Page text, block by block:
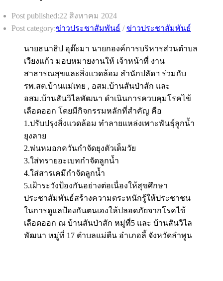
Post published:22 สิงหาคม 2024
Post category:ข่าวประชาสัมพันธ์ / ข่าวประชาสัมพันธ์
นายธนาธิป อุต๊ะมา นายกองค์การบริหารส่วนตำบล
เวียงแก้ว มอบหมายงานให้ เจ้าหน้าที่ งาน
สาธารณสุขและสิ่งแวดล้อม สำนักปลัดฯ ร่วมกับ
รพ.สต.บ้านแม่เทย , อสม.บ้านสันป่าสัก และ
อสม.บ้านสันวิไลพัฒนา ดำเนินการควบคุมโรคไข้
เลือดออก โดยมีกิจกรรมหลักที่สำคัญ คือ
1.ปรับปรุงสิ่งแวดล้อม ทำลายแหล่งเพาะพันธุ์ลูกน้ำ
ยุงลาย
2.พ่นหมอกควันกำจัดยุงตัวเต็มวัย
3.ใส่ทรายอะเบทกำจัดลูกน้ำ
4.ใส่สารเคมีกำจัดลูกน้ำ
5.เฝ้าระวังป้องกันอย่างต่อเนื่องให้สุขศึกษา
ประชาสัมพันธ์สร้างความตระหนักรู้ให้ประชาชน
ในการดูแลป้องกันตนเองให้ปลอดภัยจากโรคไข้
เลือดออก ณ บ้านสันป่าสัก หมู่ที่5 และ บ้านสันวิไล
พัฒนา หมู่ที่ 17 ตำบลแม่ตืน อำเภอลี้ จังหวัดลำพูน